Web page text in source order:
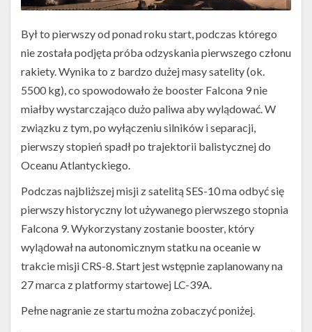
Był to pierwszy od ponad roku start, podczas którego
nie została podjęta próba odzyskania pierwszego członu
rakiety. Wynika to z bardzo dużej masy satelity (ok.
5500 kg), co spowodowało że booster Falcona 9 nie
miałby wystarczająco dużo paliwa aby wylądować. W
związku z tym, po wyłączeniu silników i separacji,
pierwszy stopień spadł po trajektorii balistycznej do
Oceanu Atlantyckiego.
Podczas najbliższej misji z satelitą SES-10 ma odbyć się
pierwszy historyczny lot używanego pierwszego stopnia
Falcona 9. Wykorzystany zostanie booster, który
wylądował na autonomicznym statku na oceanie w
trakcie misji CRS-8. Start jest wstępnie zaplanowany na
27 marca z platformy startowej LC-39A.
Pełne nagranie ze startu można zobaczyć poniżej.